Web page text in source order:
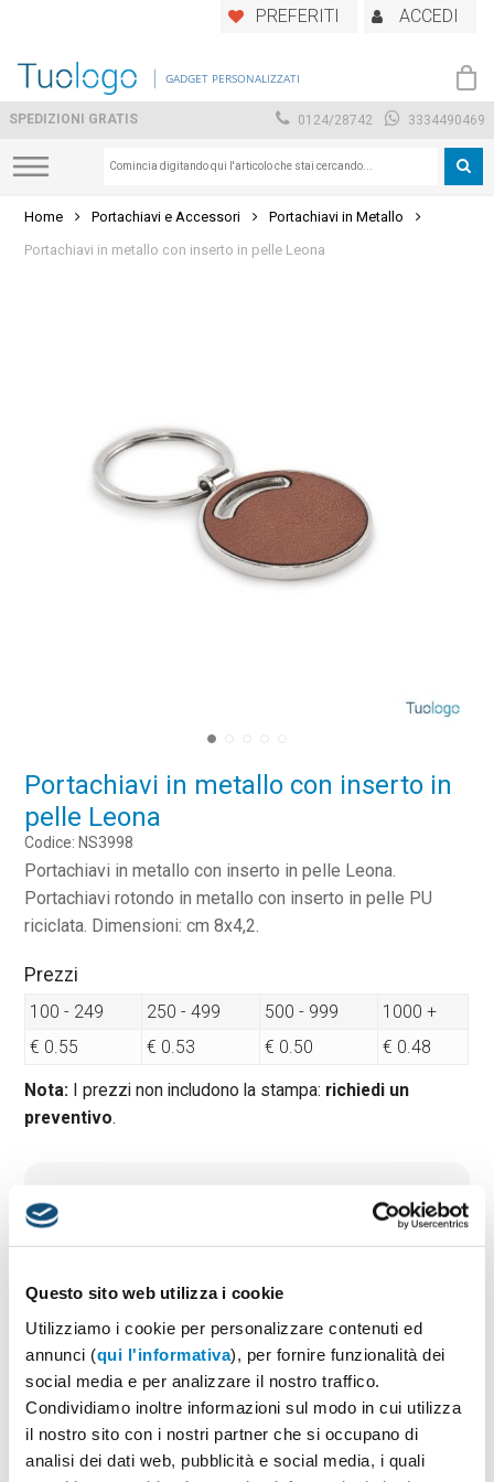
Questo sito web utilizza i cookie
Utilizziamo i cookie per personalizzare contenuti ed
annunci (qui l'informativa), per fornire funzionalità dei
social media e per analizzare il nostro traffico.
Condividiamo inoltre informazioni sul modo in cui utilizza
il nostro sito con i nostri partner che si occupano di
analisi dei dati web, pubblicità e social media, i quali
main
PREFERITI ACCEDI
GADGET PERSONALIZZATI
SPEDIZIONI GRATIS 0124/28742 3334490469
Home Portachiavi e Accessori
Portachiavi in Metallo
Portachiavi in metallo con inserto in pelle Leona
Portachiavi in metallo con inserto in
pelle Leona
Codice: NS3998
Portachiavi in metallo con inserto in pelle Leona.
Portachiavi rotondo in metallo con inserto in pelle PU
riciclata. Dimensioni: cm 8x4,2.
Prezzi
100 - 249 250 - 499 500 - 999
1000 +
€ 0.55
€ 0.53 € 0.50 € 0.48
Nota: I prezzi non includono la stampa: richiedi un
preventivo.
Tempi di consegna standard:
6/8 gg lavorativi
Materiale:Similpelle
PREVENTIVO & BOZZA GRATUITA
Potrai indicare successivamente la suddivisione per
taglie e colore